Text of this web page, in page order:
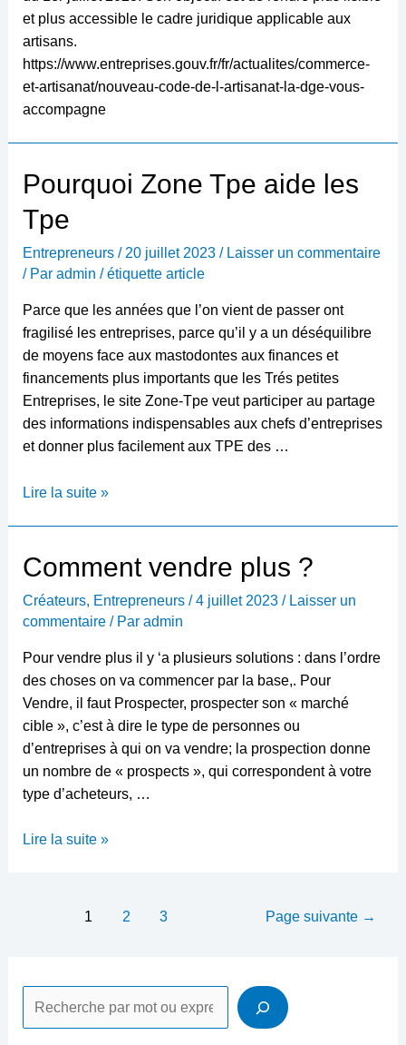
et plus accessible le cadre juridique applicable aux
artisans.
https://www.entreprises.gouv.fr/fr/actualites/commerce-
et-artisanat/nouveau-code-de-l-artisanat-la-dge-vous-
accompagne
Pourquoi Zone Tpe aide les
Tpe
Entrepreneurs/ 20 juillet 2023 / Laisser un commentaire
/ Par admin /étiquette article
Parce que les années que l’on vient de passer ont
fragilisé les entreprises, parce qu’il y a un déséquilibre
de moyens face aux mastodontes aux finances et
financements plus importants que les Trés petites
Entreprises, le site Zone-Tpe veut participer au partage
des informations indispensables aux chefs d’entreprises
et donner plus facilement aux TPE des …
Pourquoi
aide
Tpe
Lire la suite »
Comment vendre plus ?
Créateurs, Entrepreneurs/4 juillet 2023 / Laisser un
commentaire / Par admin
Pour vendre plus il y ‘a plusieurs solutions : dans l’ordre
des choses on va commencer par la base,. Pour
Vendre, il faut Prospecter, prospecter son « marché
cible », c’est à dire le type de personnes ou
d’entreprises à qui on va vendre; la prospection donne
un nombre de « prospects », qui correspondent à votre
type d’acheteurs, …
Comment
Lire la suite »
1 2 3 Page suivante →
e